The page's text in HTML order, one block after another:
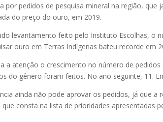
por pedidos de pesquisa mineral na região,
do preço do ouro, em 2019.
levantamento feito pelo Instituto Escolhas, o
ouro em Terras Indígenas bateu recorde em
a atenção o crescimento no número de
do gênero foram feitos. No ano seguinte, 11.
ainda não pode aprovar os pedidos, já que
que consta na lista de prioridades apresentadas